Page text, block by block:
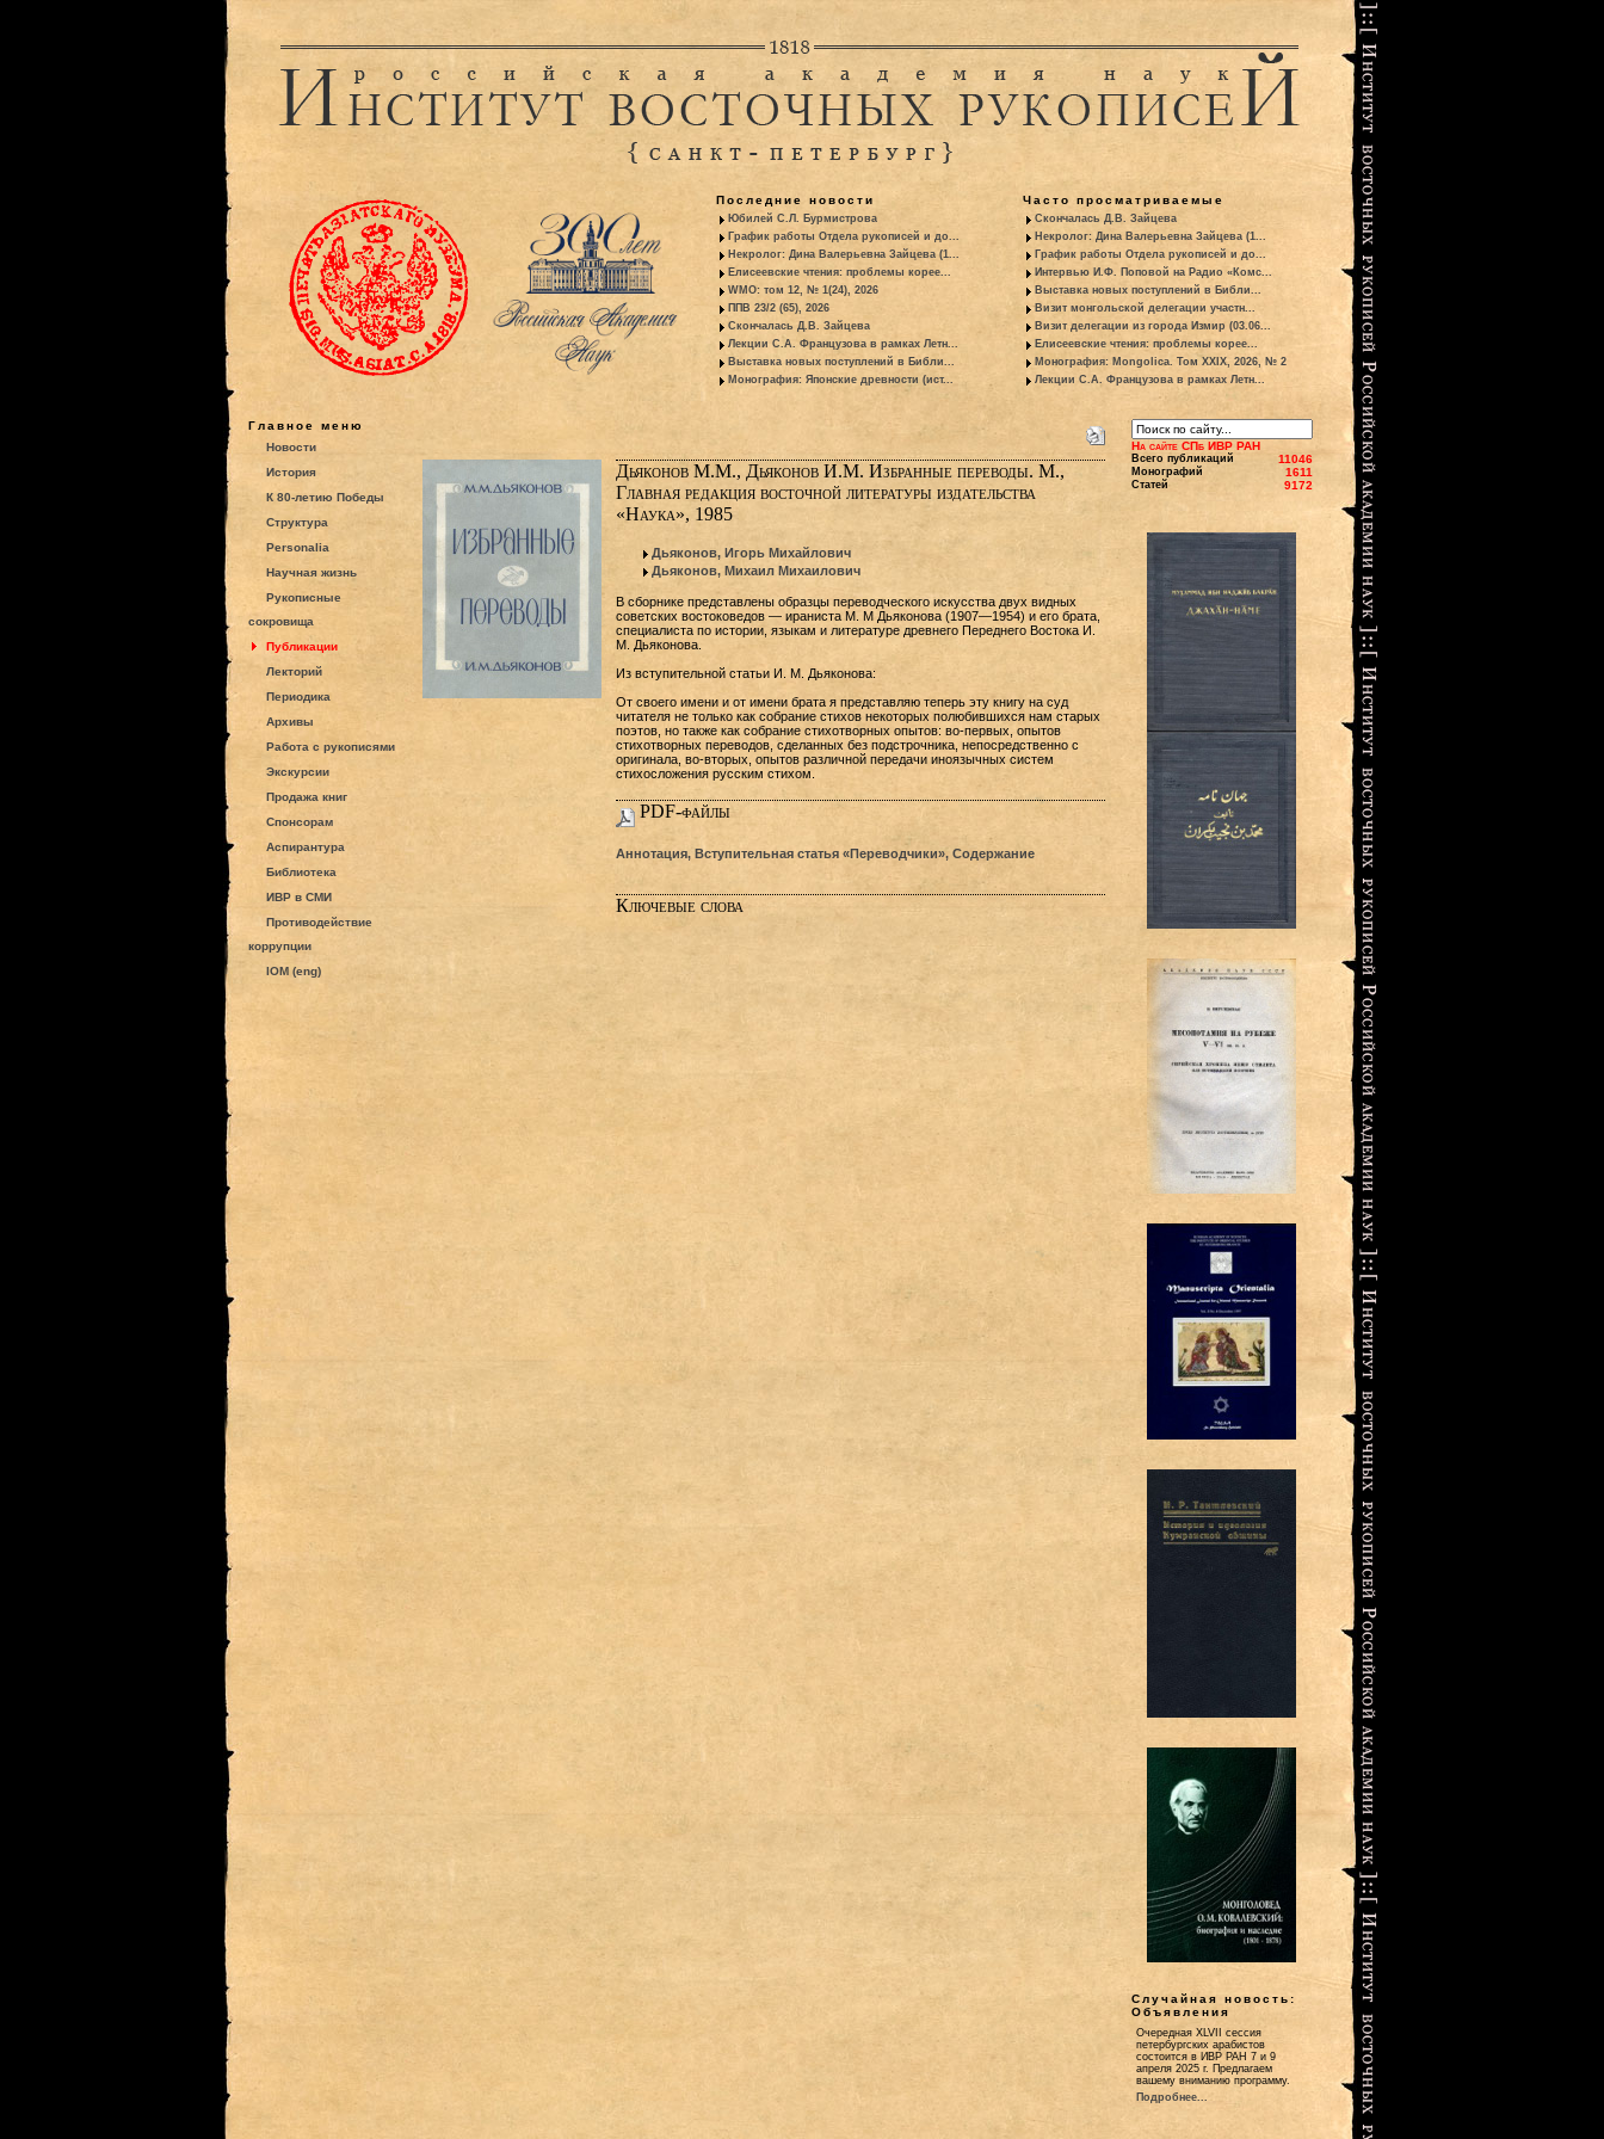
Последние новости
Юбилей С.Л. Бурмистрова
График работы Отдела рукописей и до...
Некролог: Дина Валерьевна Зайцева (1...
Елисеевские чтения: проблемы корее...
WMO: том 12, № 1(24), 2026
ППВ 23/2 (65), 2026
Скончалась Д.В. Зайцева
Лекции С.А. Французова в рамках Летн...
Выставка новых поступлений в Библи...
Монография: Японские древности (ист...
Часто просматриваемые
Скончалась Д.В. Зайцева
Некролог: Дина Валерьевна Зайцева (1...
График работы Отдела рукописей и до...
Интервью И.Ф. Поповой на Радио «Комс...
Выставка новых поступлений в Библи...
Визит монгольской делегации участн...
Визит делегации из города Измир (03.06...
Елисеевские чтения: проблемы корее...
Монография: Mongolica. Том XXIX, 2026, № 2
Лекции С.А. Французова в рамках Летн...
Главное меню
Новости
История
К 80-летию Победы
Структура
Personalia
Научная жизнь
Рукописные
сокровища
Публикации
Лекторий
Периодика
Архивы
Работа с рукописями
Экскурсии
Продажа книг
Спонсорам
Аспирантура
Библиотека
ИВР в СМИ
Противодействие
коррупции
IOM (eng)
Дьяконов М.М., Дьяконов И.М. Избранные переводы. М.,
Главная редакция восточной литературы издательства
«Наука», 1985
Дьяконов, Игорь Михайлович
Дьяконов, Михаил Михаилович
В сборнике представлены образцы переводческого искусства двух видных
советских востоковедов — ираниста М. М Дьяконова (1907—1954) и его брата,
специалиста по истории, языкам и литературе древнего Переднего Востока И.
М. Дьяконова.
Из вступительной статьи И. М. Дьяконова:
От своего имени и от имени брата я представляю теперь эту книгу на суд
читателя не только как собрание стихов некоторых полюбившихся нам старых
поэтов, но также как собрание стихотворных опытов: во-первых, опытов
стихотворных переводов, сделанных без подстрочника, непосредственно с
оригинала, во-вторых, опытов различной передачи иноязычных систем
стихосложения русским стихом.
PDF-файлы
Аннотация, Вступительная статья «Переводчики», Содержание
Ключевые слова
На сайте СПб ИВР РАН
Всего публикаций 11046
Монографий 1611
Статей 9172
Случайная новость:
Объявления
Очередная XLVII сессия
петербургских арабистов
состоится в ИВР РАН 7 и 9
апреля 2025 г. Предлагаем
вашему вниманию программу.
Подробнее...